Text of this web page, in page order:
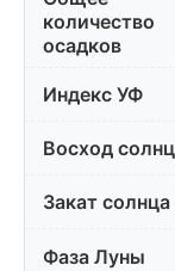
количество
осадков
Индекс УФ
Восход
Закат солнца
Фаза Луны